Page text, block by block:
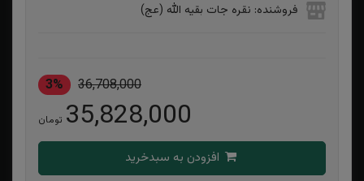
فروشنده: نقره جات بقیه الله (عج)
36,708,000
3%
35,828,000 تومان